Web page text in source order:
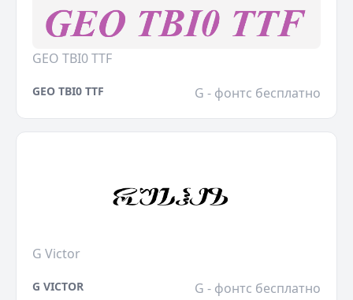
GEO TBI0 TTF
GEO TBI0 TTF G - фонтс бесплатно
G Victor
G VICTOR G - фонтс бесплатно